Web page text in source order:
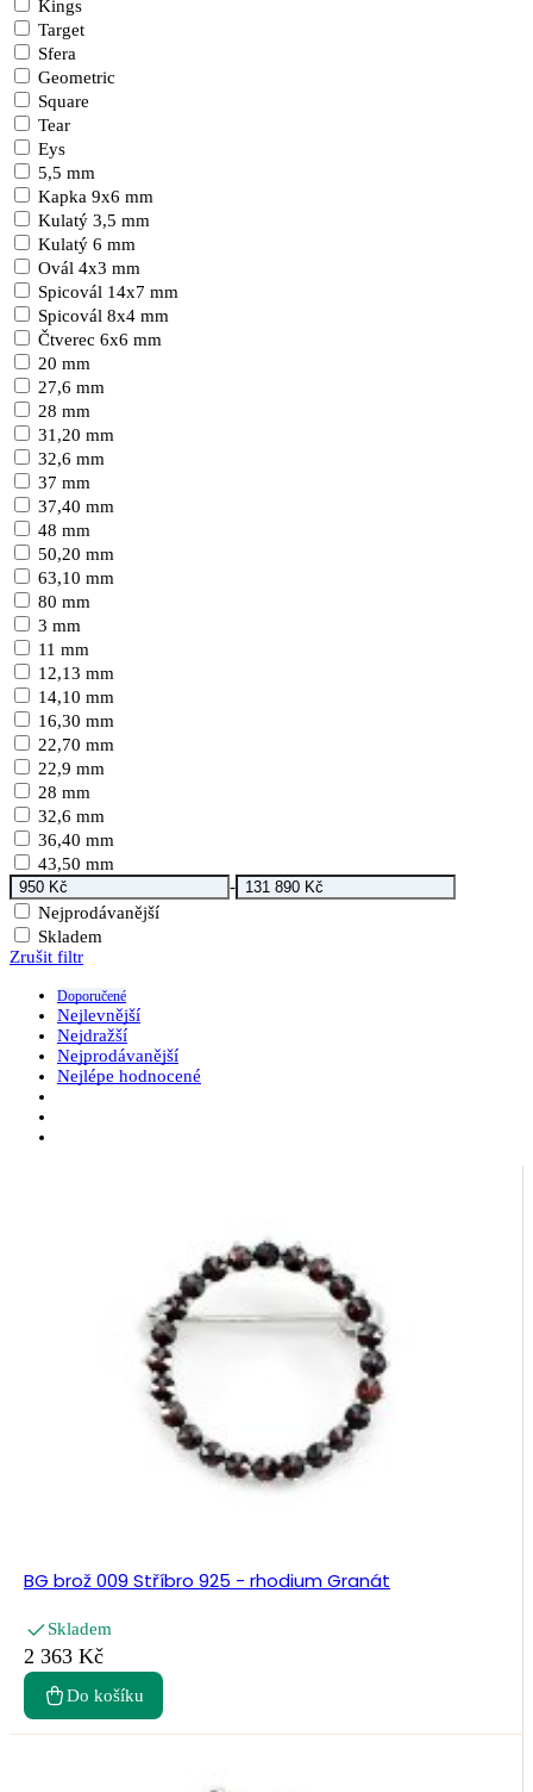
Kings
Target
Sfera
Geometric
Square
Tear
Eys
5,5 mm
Kapka 9x6 mm
Kulatý 3,5 mm
Kulatý 6 mm
Ovál 4x3 mm
Spicovál 14x7 mm
Spicovál 8x4 mm
Čtverec 6x6 mm
20 mm
27,6 mm
28 mm
31,20 mm
32,6 mm
37 mm
37,40 mm
48 mm
50,20 mm
63,10 mm
80 mm
3 mm
11 mm
12,13 mm
14,10 mm
16,30 mm
22,70 mm
22,9 mm
28 mm
32,6 mm
36,40 mm
43,50 mm
-
Nejprodávanější
Skladem
Zrušit filtr
Doporučené
Nejlevnější
Nejdražší
Nejprodávanější
Nejlépe hodnocené
BG brož 009 Stříbro 925 - rhodium Granát
Skladem
2 363 Kč
Do košíku